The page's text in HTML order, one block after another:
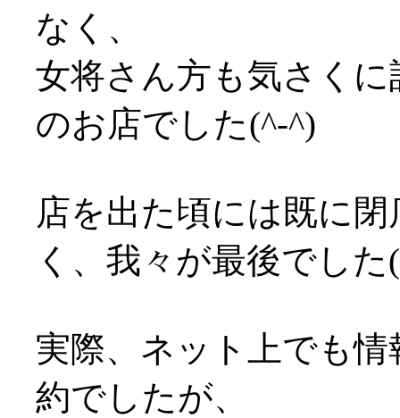
なく、
女将さん方も気さく
のお店でした(^-^)
店を出た頃には既に
く、我々が最後でした
実際、ネット上でも
約でしたが、